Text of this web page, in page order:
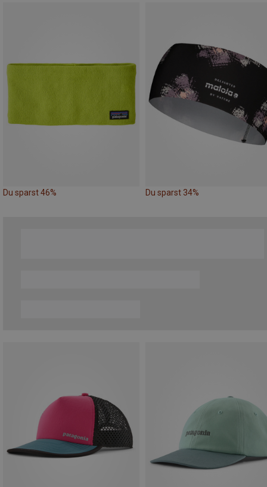
Du sparst 46% Du sparst 34%